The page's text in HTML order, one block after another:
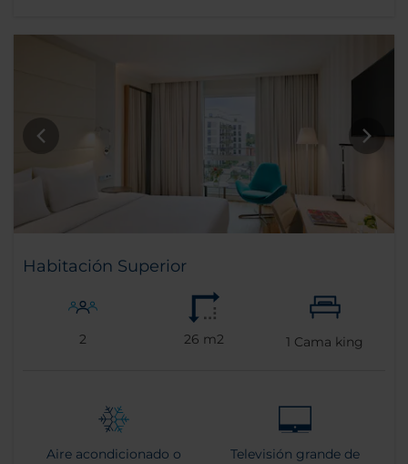
Habitación Superior
2 26 m2 1 Cama king
Aire acondicionado o
Televisión grande de